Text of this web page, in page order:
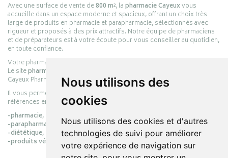
Nous utilisons des
cookies
Nous utilisons des cookies et d'autres
technologies de suivi pour améliorer
votre expérience de navigation sur
Avec une surface de vente de800 m², lapharmacie Cayeuxvous
accueille dans un espace moderne et spacieux, offrant un choix très
large de produits en pharmacie et parapharmacie, sélectionnés avec
rigueur et proposés à des prix attractifs. Notre équipe de pharmaciens
et de préparateurs est à votre écoute pour vous conseiller au quotidien,
en toute confiance.
Votre pharmacie en ligne :
Le sitepharmacie-cayeux.fr
Cayeux Pharmabest Berck-sur-Mer – Rang-du-Fliers.
Il vous permet de réaliser vos achats en ligne parmi des milliers de
références en :
-pharmacie,
-parapharmacie,
-diététique,
-produits vétérinaires.